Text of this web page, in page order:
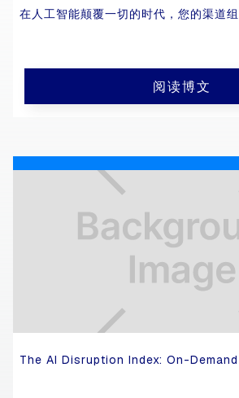
在人工智能颠覆一切的时代，您的渠道
阅读博文
The AI Disruption Index: On-